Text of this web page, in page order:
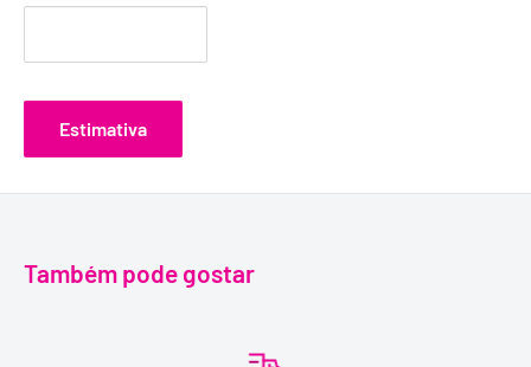
Estimativa
Também pode gostar